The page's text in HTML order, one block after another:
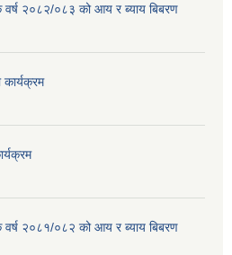
वर्ष २०८२/०८३ को आय र ब्याय बिबरण
वर्ष २०८१/०८२ को आय र ब्याय बिबरण